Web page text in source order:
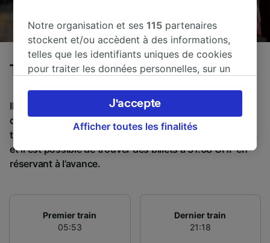
Trains de Nice à Levanto
Il faut en moyenne 6 h 48 min pour parcourir en train la
distance de 195 km entre Nice et Levanto. Environ 14
trains partent de Nice et arrivent à Levanto chaque jour,
et il est possible de trouver des billets à 31.68 CHF en
réservant à l’avance.
Premier train
05:53
Dernier train
21:18
Notre organisation et ses115 partenaires
stockent et/ou accèdent à des informations,
telles que les identifiants uniques de cookies
pour traiter les données personnelles, sur un
préférences, notamment en exerçant votre
droit d’opposition à l’intérêt légitime, en
cliquant ci-dessous ou à tout moment sur la
préférences seront signalées à nos partenaires
et n’affecteront pas les données de navigation.
de traçage si vous nous avez demandé de ne
pas vous tracer.
Afficher toutes les finalités
J'accepte